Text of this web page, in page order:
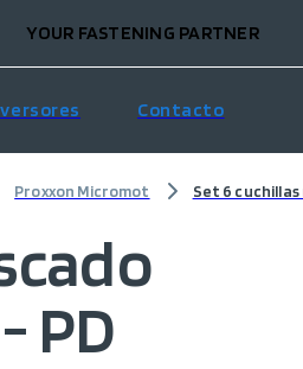
YOUR FASTENING PARTNER
Contacto
Proxxon Micromot Set 6
PD